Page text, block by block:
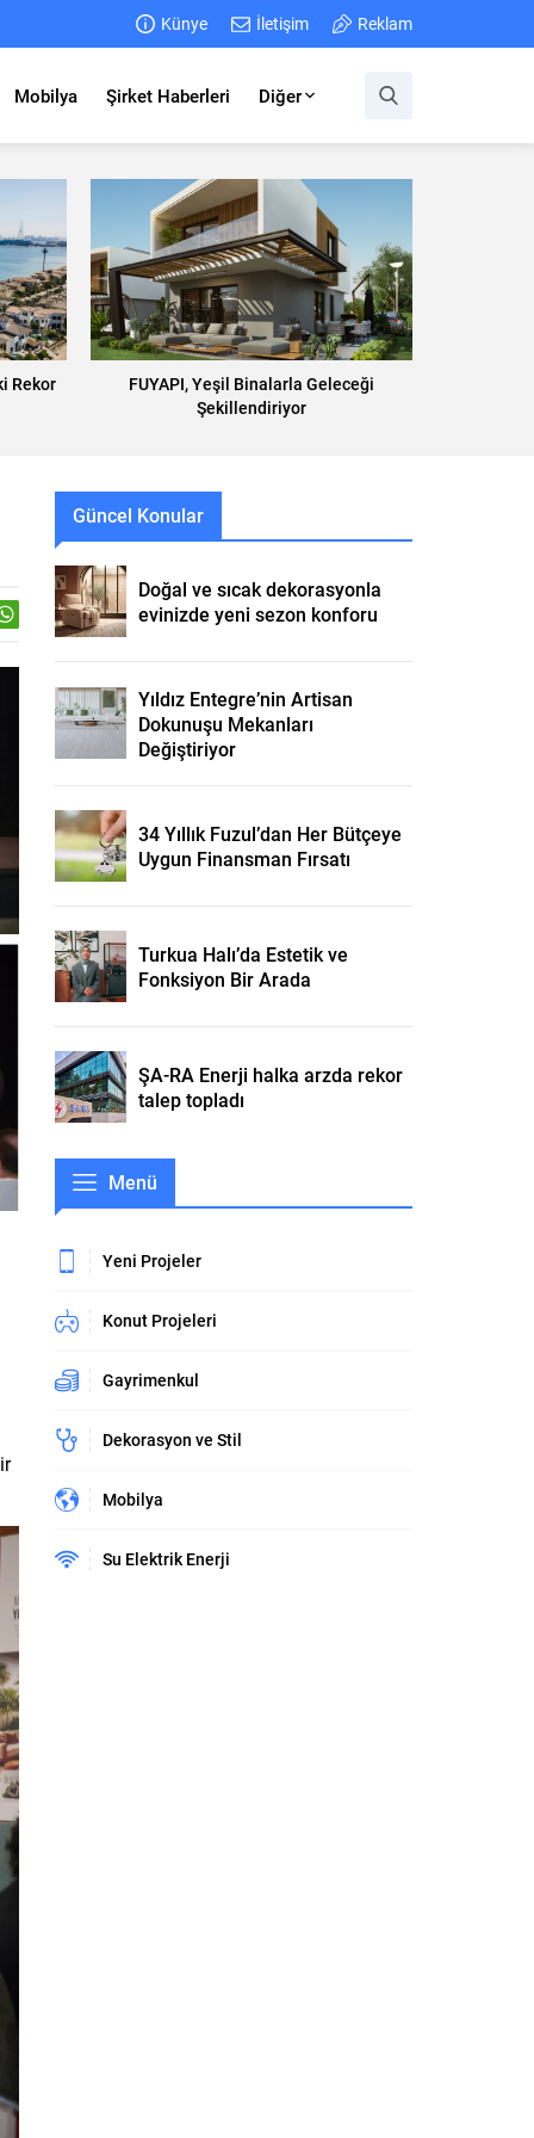
Künye İletişim Reklam
Mobilya Şirket Haberleri Diğer
Rekor
FUYAPI, Yeşil Binalarla Geleceği
Şekillendiriyor
Güncel Konular
Doğal ve sıcak dekorasyonla
evinizde yeni sezon konforu
Yıldız Entegre’nin Artisan
Dokunuşu Mekanları
Değiştiriyor
34 Yıllık Fuzul’dan Her Bütçeye
Uygun Finansman Fırsatı
Turkua Halı’da Estetik ve
Fonksiyon Bir Arada
ŞA-RA Enerji halka arzda rekor
talep topladı
Menü
Yeni Projeler
Konut Projeleri
Gayrimenkul
Dekorasyon ve Stil
Mobilya
Su Elektrik Enerji